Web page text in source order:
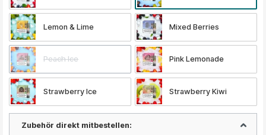
Lemon & Lime Mixed Berries
Peach Ice Pink Lemonade
Strawberry Ice Strawberry Kiwi
Zubehör direkt mitbestellen: